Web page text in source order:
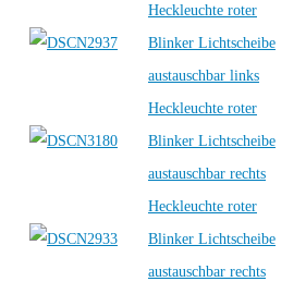
Heckleuchte roter
Blinker Lichtscheibe
austauschbar links
Heckleuchte roter
Blinker Lichtscheibe
austauschbar rechts
Heckleuchte roter
Blinker Lichtscheibe
austauschbar rechts